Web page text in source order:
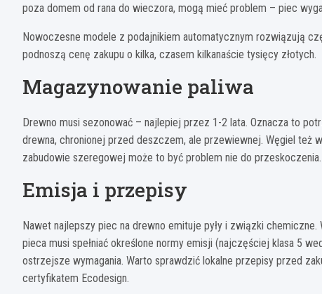
poza domem od rana do wieczora, mogą mieć problem – piec
Nowoczesne modele z podajnikiem automatycznym rozwiązują
podnoszą cenę zakupu o kilka, czasem kilkanaście tysięcy złotych.
Magazynowanie paliwa
Drewno musi sezonować – najlepiej przez 1-2 lata. Oznacza to
drewna, chronionej przed deszczem, ale przewiewnej. Węgiel też
zabudowie szeregowej może to być problem nie do przeskoczenia.
Emisja i przepisy
Nawet najlepszy piec na drewno emituje pyły i związki
pieca musi spełniać określone normy emisji (najczęściej klasa 5
ostrzejsze wymagania. Warto sprawdzić lokalne przepisy przed
certyfikatem Ecodesign.